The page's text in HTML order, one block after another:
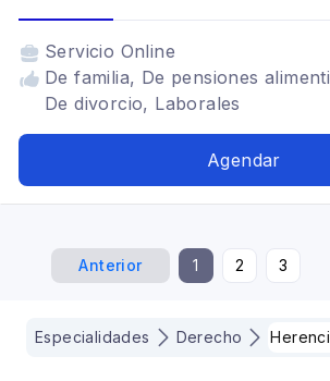
Servicio Online
De familia, De pensiones
De divorcio, Laborales
Agendar
Anterior 1 2 3
Especialidades Derecho